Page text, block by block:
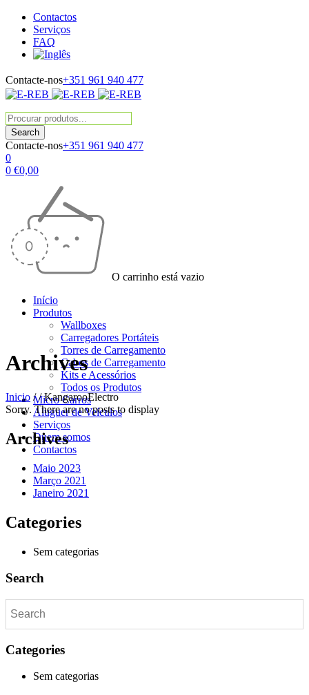
Contactos
Serviços
FAQ
Contacte-nos+351 961 940 477
Contacte-nos+351 961 940 477
0
0 €0,00
O carrinho está vazio
Início
Produtos
Wallboxes
Carregadores Portáteis
Torres de Carregamento
Cabos de Carregamento
Kits e Acessórios
Todos os Produtos
Micro Carros
Aluguer de Veículos
Serviços
Quem somos
Contactos
Archives
Inicio / / KangarooElectro
Sorry. There are no posts to display
Archives
Maio 2023
Março 2021
Janeiro 2021
Categories
Sem categorias
Search
Categories
Sem categorias